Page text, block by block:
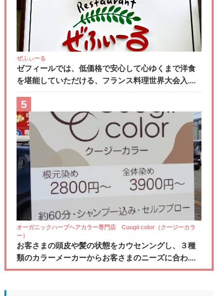
ぜふぃーる
ゼフィールでは、低価格で安心して心ゆくまで洋食
を堪能していただける、フランス料理世界大会入....
5
オーガニックハーブヘアカラー専門店 Cuugii color（クージーカラ
ー）
お客さまの頭皮や髪の状態をカウセンングし、３種
類のカラーメーカーからお客さまのニーズに合わ....